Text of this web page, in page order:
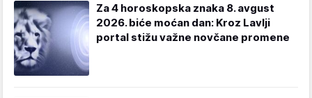
Za 4 horoskopska znaka 8. avgust
2026. biće moćan dan: Kroz Lavlji
portal stižu važne novčane promene